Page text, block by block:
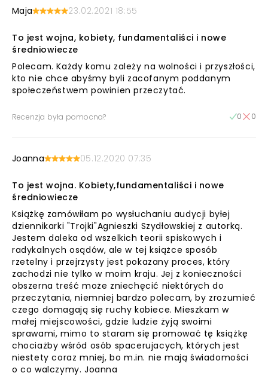
Maja 23.02.2021 18:55
To jest wojna, kobiety, fundamentaliści i nowe
średniowiecze
Polecam. Każdy komu zależy na wolności i przyszłości,
kto nie chce abyśmy byli zacofanym poddanym
społeczeństwem powinien przeczytać.
Recenzja była pomocna? 0 0
Joanna 05.12.2020 07:35
To jest wojna. Kobiety,fundamentaliści i nowe
średniowiecze
Książkę zamówiłam po wysłuchaniu audycji byłej
dziennikarki "Trojki"Agnieszki Szydłowskiej z autorką.
Jestem daleka od wszelkich teorii spiskowych i
radykalnych osądów, ale w tej książce sposób
rzetelny i przejrzysty jest pokazany proces, który
zachodzi nie tylko w moim kraju. Jej z konieczności
obszerna treść może zniechęcić niektórych do
przeczytania, niemniej bardzo polecam, by zrozumieć
czego domagają się ruchy kobiece. Mieszkam w
małej miejscowości, gdzie ludzie żyją swoimi
sprawami, mimo to staram się promować tę książkę
chociażby wśród osób spacerujacych, których jest
niestety coraz mniej, bo m.in. nie mają świadomości
o co walczymy. Joanna